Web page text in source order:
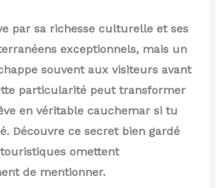
par sa richesse culturelle et ses
exceptionnels, mais un
souvent aux visiteurs avant
particularité peut transformer
en véritable cauchemar si tu
Découvre ce secret bien gardé
omettent
de mentionner.